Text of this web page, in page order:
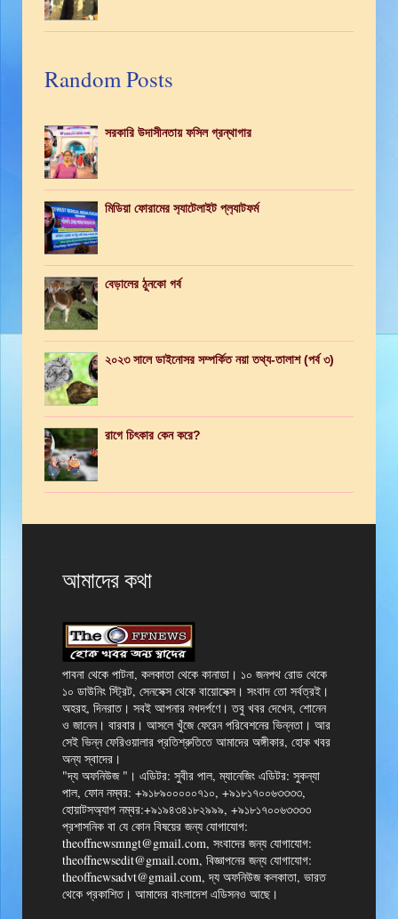
Random Posts
সরকারি উদাসীনতায় ফসিল গ্রন্থাগার
মিডিয়া ফোরামের স‍্যাটেলাইট প্ল‍্যাটফর্ম
বেড়ালের ঠুনকো গর্ব
২০২৩ সালে ডাইনোসর সম্পর্কিত নয়া তথ্য-তালাশ (পর্ব ৩)
রাগে চিৎকার কেন করে?
আমাদের কথা
পাবনা থেকে পাটনা, কলকাতা থেকে কানাডা। ১০ জনপথ রোড থেকে
১০ ডাউনিং স্ট্রিট, সেনসেক্স থেকে বায়োসেক্স। সংবাদ তো সর্বত্রই।
অহরহ, দিনরাত। সবই আপনার নখদর্পণে। তবু খবর দেখেন, শোনেন
ও জানেন। বারবার। আসলে খুঁজে ফেরেন পরিবেশনের ভিন্নতা। আর
সেই ভিন্ন ফেরিওয়ালার প্রতিশ্রুতিতে আমাদের অঙ্গীকার, হোক খবর
অন্য স্বাদের।
"দ্য অফনিউজ "। এডিটর: সুবীর পাল, ম্যানেজিং এডিটর: সুকন্যা
পাল, ফোন নম্বর: +৯১৮৯০০০০০৭১০, +৯১৮১৭০০৬৩৩৩৩,
হোয়াটসঅ্যাপ নম্বর:+৯১৯৪৩৪১৮২৯৯৯, +৯১৮১৭০০৬৩৩৩৩
প্রশাসনিক বা যে কোন বিষয়ের জন্য যোগাযোগ:
theoffnewsmngt@gmail.com, সংবাদের জন্য যোগাযোগ:
theoffnewsedit@gmail.com, বিজ্ঞাপনের জন্য যোগাযোগ:
theoffnewsadvt@gmail.com, দ্য অফনিউজ কলকাতা, ভারত
থেকে প্রকাশিত। আমাদের বাংলাদেশ এডিসনও আছে।